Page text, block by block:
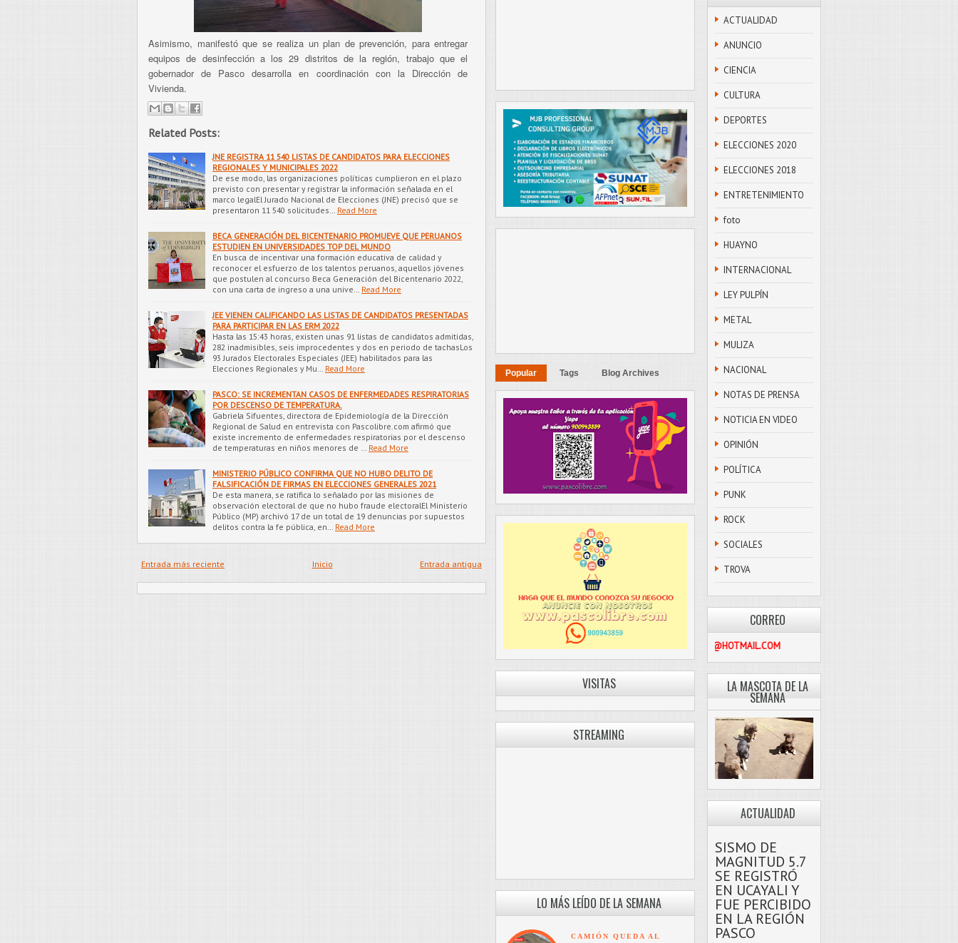
Asimismo, manifestó que se realiza un plan de prevención, para entregar
equipos de desinfección a los 29 distritos de la región, trabajo que el
gobernador de Pasco desarrolla en coordinación con la Dirección de
Vivienda.
Related Posts:
JNE REGISTRA 11 540 LISTAS DE CANDIDATOS PARA ELECCIONES
REGIONALES Y MUNICIPALES 2022
De ese modo, las organizaciones políticas cumplieron en el plazo
previsto con presentar y registrar la información señalada en el
marco legalEl Jurado Nacional de Elecciones (JNE) precisó que se
presentaron 11 540 solicitudes…
Read More
BECA GENERACIÓN DEL BICENTENARIO PROMUEVE QUE PERUANOS
ESTUDIEN EN UNIVERSIDADES TOP DEL MUNDO
En busca de incentivar una formación educativa de calidad y
reconocer el esfuerzo de los talentos peruanos, aquellos jóvenes
que postulen al concurso Beca Generación del Bicentenario 2022,
con una carta de ingreso a una unive…
Read More
JEE VIENEN CALIFICANDO LAS LISTAS DE CANDIDATOS PRESENTADAS
PARA PARTICIPAR EN LAS ERM 2022
Hasta las 15:43 horas, existen unas 91 listas de candidatos admitidas,
282 inadmisibles, seis improcedentes y dos en periodo de tachasLos
93 Jurados Electorales Especiales (JEE) habilitados para las
Elecciones Regionales y Mu…
Read More
PASCO: SE INCREMENTAN CASOS DE ENFERMEDADES RESPIRATORIAS
POR DESCENSO DE TEMPERATURA.
Gabriela Sifuentes, directora de Epidemiología de la Dirección
Regional de Salud en entrevista con Pascolibre.com afirmó que
existe incremento de enfermedades respiratorias por el descenso
de temperaturas en niños menores de …
Read More
MINISTERIO PÚBLICO CONFIRMA QUE NO HUBO DELITO DE
FALSIFICACIÓN DE FIRMAS EN ELECCIONES GENERALES 2021
De esta manera, se ratifica lo señalado por las misiones de
observación electoral de que no hubo fraude electoralEl Ministerio
Público (MP) archivó 17 de un total de 19 denuncias por supuestos
delitos contra la fe pública, en…
Read More
Entrada más reciente Entrada antigua
Inicio
Popular Tags Blog Archives
VISITAS
STREAMING
LO MÁS LEÍDO DE LA SEMANA
CAMIÓN QUEDA AL
ACTUALIDAD
ANUNCIO
CIENCIA
CULTURA
DEPORTES
ELECCIONES 2020
ELECCIONES 2018
ENTRETENIMIENTO
foto
HUAYNO
INTERNACIONAL
LEY PULPÍN
METAL
MULIZA
NACIONAL
NOTAS DE PRENSA
NOTICIA EN VIDEO
OPINIÓN
POLÍTICA
PUNK
ROCK
SOCIALES
TROVA
CORREO
PASCOLIBRE@HOTMAIL.COM
LA MASCOTA DE LA
SEMANA
ACTUALIDAD
SISMO DE
MAGNITUD 5.7
SE REGISTRÓ
EN UCAYALI Y
FUE PERCIBIDO
EN LA REGIÓN
PASCO